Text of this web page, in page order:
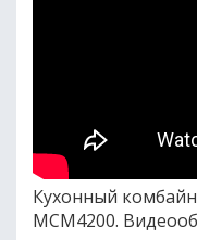
Кухонный
MCM4200.